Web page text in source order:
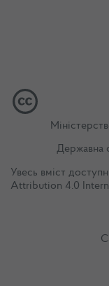
Державна
Увесь вміст
Attribution 4.0